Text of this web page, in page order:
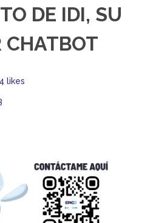
DE IDI, SU
CHATBOT
likes